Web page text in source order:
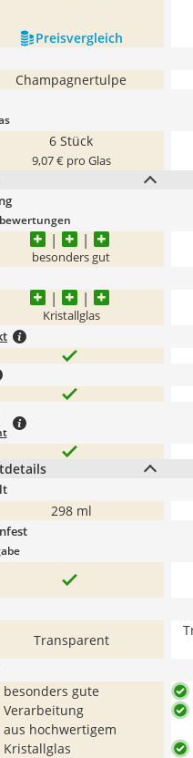
Preis­vergleich
Champagnertulpe
6 Stück
9,07 € pro Glas
besonders gut
Kristallglas
298 ml
Transparent
besonders gute
Verarbeitung
aus hochwertigem
Kristallglas